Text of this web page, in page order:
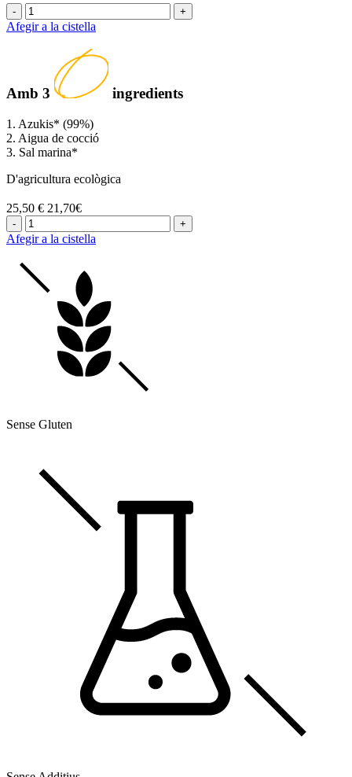
- +
Afegir a la cistella
Amb 3 ingredients
1. Azukis* (99%)
2. Aigua de cocció
3. Sal marina*
D'agricultura ecològica
25,50 € 21,70€
- +
Afegir a la cistella
Sense Gluten